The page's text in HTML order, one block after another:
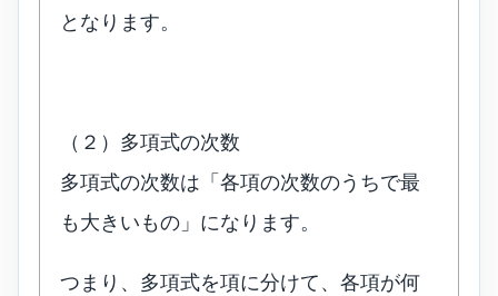
となります。
（２）多項式の次数
多項式の次数は「各項の次数のうちで最
も大きいもの」になります。
つまり、多項式を項に分けて、各項が何